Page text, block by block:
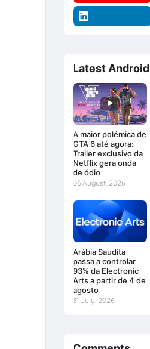
Latest Android
A maior polémica de
GTA 6 até agora:
Trailer exclusivo da
Netflix gera onda
de ódio
06 August, 2026
Arábia Saudita
passa a controlar
93% da Electronic
Arts a partir de 4 de
agosto
31 July, 2026